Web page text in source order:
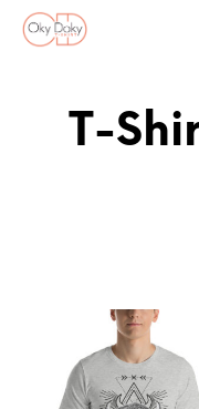
T-